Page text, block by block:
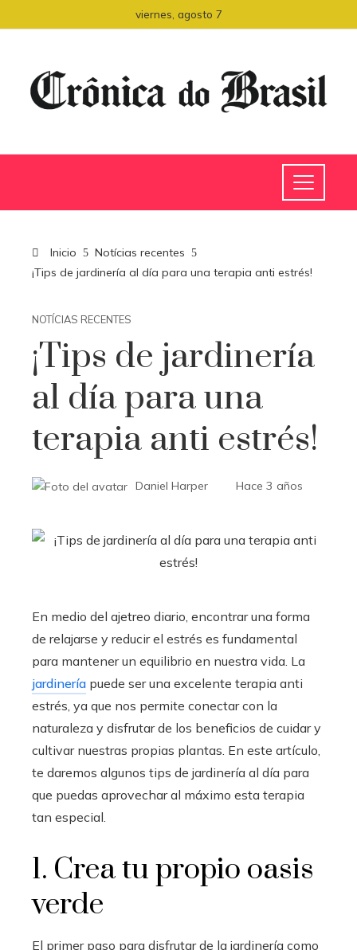
viernes, agosto 7
Inicio
Notícias recentes
¡Tips de jardinería al día para una terapia anti estrés!
NOTÍCIAS RECENTES
¡Tips de jardinería
al día para una
terapia anti estrés!
Daniel Harper Hace 3 años
En medio del ajetreo diario, encontrar una forma
de relajarse y reducir el estrés es fundamental
para mantener un equilibrio en nuestra vida. La
jardinería puede ser una excelente terapia anti
estrés, ya que nos permite conectar con la
naturaleza y disfrutar de los beneficios de cuidar y
cultivar nuestras propias plantas. En este artículo,
te daremos algunos tips de jardinería al día para
que puedas aprovechar al máximo esta terapia
tan especial.
1. Crea tu propio oasis
verde
El primer paso para disfrutar de la jardinería como